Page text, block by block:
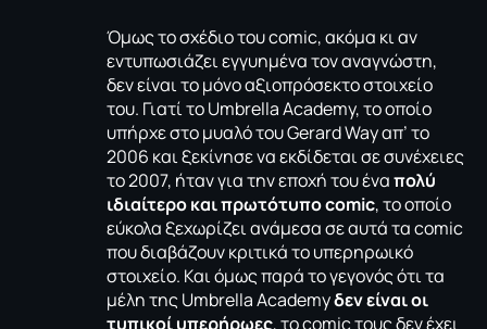
Όμως το σχέδιο του comic, ακόμα κι αν
εντυπωσιάζει εγγυημένα τον αναγνώστη,
δεν είναι το μόνο αξιοπρόσεκτο στοιχείο
του. Γιατί το Umbrella Academy, το οποίο
υπήρχε στο μυαλό του Gerard Way απ’ το
2006 και ξεκίνησε να εκδίδεται σε συνέχειες
το 2007, ήταν για την εποχή του έναπολύ
ιδιαίτερο και πρωτότυποcomic, το οποίο
εύκολα ξεχωρίζει ανάμεσα σε αυτά τα comic
που διαβάζουν κριτικά το υπερηρωικό
στοιχείο. Και όμως παρά το γεγονός ότι τα
μέλη της Umbrella Academyδεν είναι οι
τυπικοί υπερήρωες, το comic τους δεν έχει